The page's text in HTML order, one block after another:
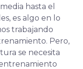
hasta el
es algo en lo
trabajando
Pero,
se necesita